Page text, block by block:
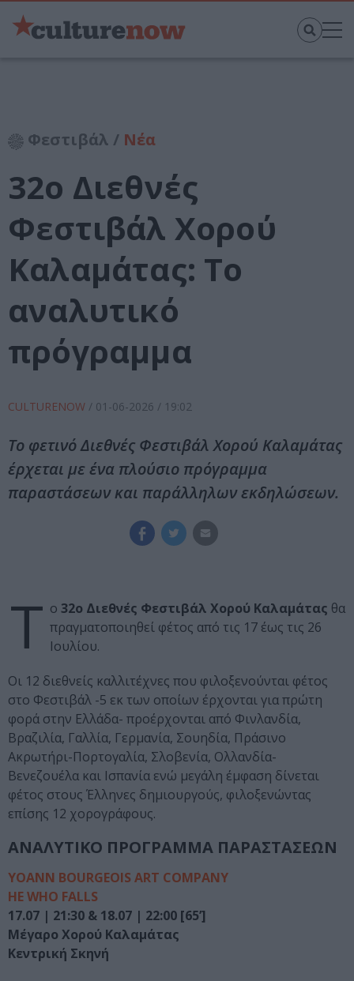
Φεστιβάλ / Νέα
32ο Διεθνές
Φεστιβάλ Χορού
Καλαμάτας: Το
αναλυτικό
πρόγραμμα
CULTURENOW / 01-06-2026 / 19:02
Το φετινό Διεθνές Φεστιβάλ Χορού Καλαμάτας
έρχεται με ένα πλούσιο πρόγραμμα
παραστάσεων και παράλληλων εκδηλώσεων.
Τ ο 32ο Διεθνές Φεστιβάλ Χορού Καλαμάτας θα
πραγματοποιηθεί φέτος από τις 17 έως τις 26
Ιουλίου.
Οι 12 διεθνείς καλλιτέχνες που φιλοξενούνται φέτος
στο Φεστιβάλ -5 εκ των οποίων έρχονται για πρώτη
φορά στην Ελλάδα- προέρχονται από Φινλανδία,
Βραζιλία, Γαλλία, Γερμανία, Σουηδία, Πράσινο
Ακρωτήρι-Πορτογαλία, Σλοβενία, Ολλανδία-
Βενεζουέλα και Ισπανία ενώ μεγάλη έμφαση δίνεται
φέτος στους Έλληνες δημιουργούς, φιλοξενώντας
επίσης 12 χορογράφους.
ΑΝΑΛΥΤΙΚΟ ΠΡΟΓΡΑΜΜΑ ΠΑΡΑΣΤΑΣΕΩΝ
YOANN BOURGEOIS ART COMPANY
HE WHO FALLS
17.07 | 21:30 & 18.07 | 22:00 [65’]
Μέγαρο Χορού Καλαμάτας
Κεντρική Σκηνή